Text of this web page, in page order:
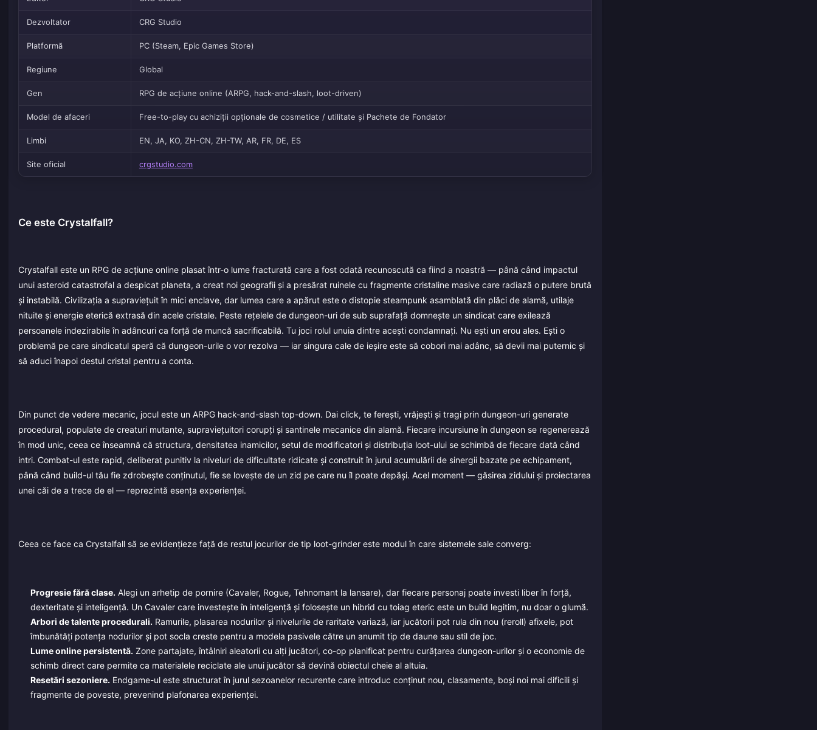
Dezvoltator CRG Studio
Platformă PC (Steam, Epic Games Store)
Regiune Global
Gen RPG de acțiune online (ARPG, hack-and-slash, loot-driven)
Model de afaceri Free-to-play cu achiziții opționale de cosmetice / utilitate și Pachete de Fondator
Limbi EN, JA, KO, ZH-CN, ZH-TW, AR, FR, DE, ES
Site oficial crgstudio.com
Ce este Crystalfall?
Crystalfall este un RPG de acțiune online plasat într-o lume fracturată care a fost odată recunoscută ca fiind a noastră — până când impactul
unui asteroid catastrofal a despicat planeta, a creat noi geografii și a presărat ruinele cu fragmente cristaline masive care radiază o putere brută
și instabilă. Civilizația a supraviețuit în mici enclave, dar lumea care a apărut este o distopie steampunk asamblată din plăci de alamă, utilaje
nituite și energie eterică extrasă din acele cristale. Peste rețelele de dungeon-uri de sub suprafață domnește un sindicat care exilează
persoanele indezirabile în adâncuri ca forță de muncă sacrificabilă. Tu joci rolul unuia dintre acești condamnați. Nu ești un erou ales. Ești o
problemă pe care sindicatul speră că dungeon-urile o vor rezolva — iar singura cale de ieșire este să cobori mai adânc, să devii mai puternic și
să aduci înapoi destul cristal pentru a conta.
Din punct de vedere mecanic, jocul este un ARPG hack-and-slash top-down. Dai click, te ferești, vrăjești și tragi prin dungeon-uri generate
procedural, populate de creaturi mutante, supraviețuitori corupți și santinele mecanice din alamă. Fiecare incursiune în dungeon se regenerează
în mod unic, ceea ce înseamnă că structura, densitatea inamicilor, setul de modificatori și distribuția loot-ului se schimbă de fiecare dată când
intri. Combat-ul este rapid, deliberat punitiv la niveluri de dificultate ridicate și construit în jurul acumulării de sinergii bazate pe echipament,
până când build-ul tău fie zdrobește conținutul, fie se lovește de un zid pe care nu îl poate depăși. Acel moment — găsirea zidului și proiectarea
unei căi de a trece de el — reprezintă esența experienței.
Ceea ce face ca Crystalfall să se evidențieze față de restul jocurilor de tip loot-grinder este modul în care sistemele sale converg:
Progresie fără clase. Alegi un arhetip de pornire (Cavaler, Rogue, Tehnomant la lansare), dar fiecare personaj poate investi liber în forță,
dexteritate și inteligență. Un Cavaler care investește în inteligență și folosește un hibrid cu toiag eteric este un build legitim, nu doar o glumă.
Arbori de talente procedurali. Ramurile, plasarea nodurilor și nivelurile de raritate variază, iar jucătorii pot rula din nou (reroll) afixele, pot
îmbunătăți potența nodurilor și pot socla creste pentru a modela pasivele către un anumit tip de daune sau stil de joc.
Lume online persistentă. Zone partajate, întâlniri aleatorii cu alți jucători, co-op planificat pentru curățarea dungeon-urilor și o economie de
schimb direct care permite ca materialele reciclate ale unui jucător să devină obiectul cheie al altuia.
Resetări sezoniere. Endgame-ul este structurat în jurul sezoanelor recurente care introduc conținut nou, clasamente, boși noi mai dificili și
fragmente de poveste, prevenind plafonarea experienței.